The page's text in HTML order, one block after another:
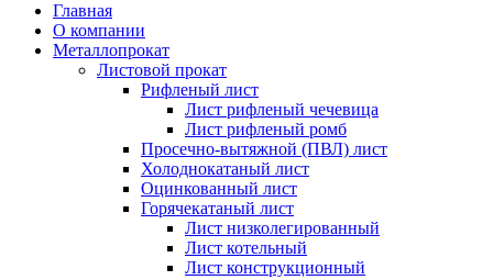
Главная
О компании
Металлопрокат
Листовой прокат
Рифленый лист
Лист рифленый чечевица
Лист рифленый ромб
Просечно-вытяжной (ПВЛ) лист
Холоднокатаный лист
Оцинкованный лист
Горячекатаный лист
Лист низколегированный
Лист котельный
Лист конструкционный